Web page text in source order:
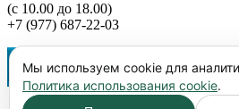
(c 10.00 до 18.00)
+7 (977) 687-22-03
Мы используем cookie для
Политика использования cookie.